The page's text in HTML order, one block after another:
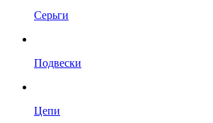
Серьги
Подвески
Цепи